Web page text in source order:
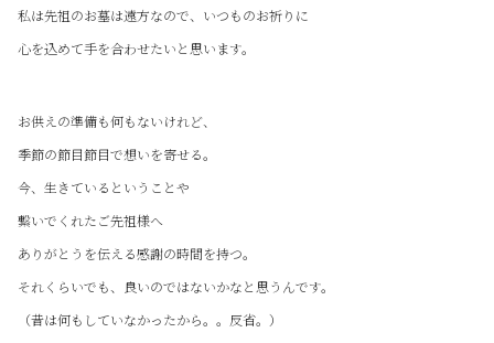
私は先祖のお墓は遠方なので、いつものお祈りに
心を込めて手を合わせたいと思います。
お供えの準備も何もないけれど、
季節の節目節目で想いを寄せる。
今、生きているということや
繋いでくれたご先祖様へ
ありがとうを伝える感謝の時間を持つ。
それくらいでも、良いのではないかなと思うんです。
（昔は何もしていなかったから。。反省。）